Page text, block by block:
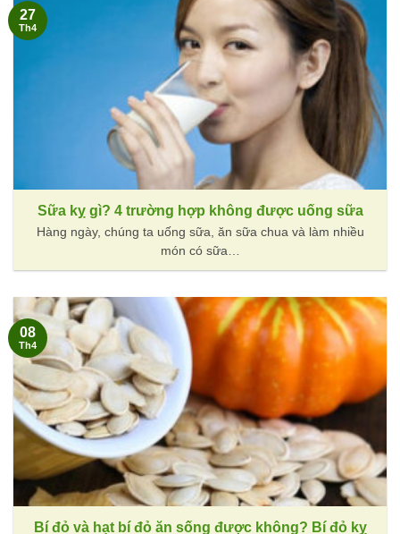
Sữa kỵ gì? 4 trường hợp không được uống sữa
Hàng ngày, chúng ta uống sữa, ăn sữa chua và làm nhiều
món có sữa…
27
Th4
Bí đỏ và hạt bí đỏ ăn sống được không? Bí đỏ kỵ
08
Th4